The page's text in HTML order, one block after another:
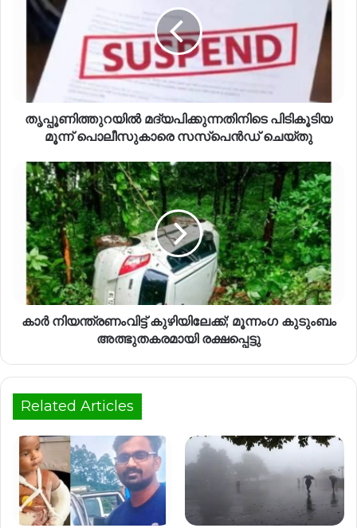
തൃപ്പൂണിത്തുറയിൽ മദ്യപിക്കുന്നതിനിടെ പിടികൂടിയ
മൂന്ന് പൊലീസുകാരെ സസ്പെൻഡ് ചെയ്തു
കാർ നിയന്ത്രണംവിട്ട് കുഴിയിലേക്ക്; മൂന്നംഗ കുടുംബം
അത്ഭുതകരമായി രക്ഷപ്പെട്ടു
Related Articles